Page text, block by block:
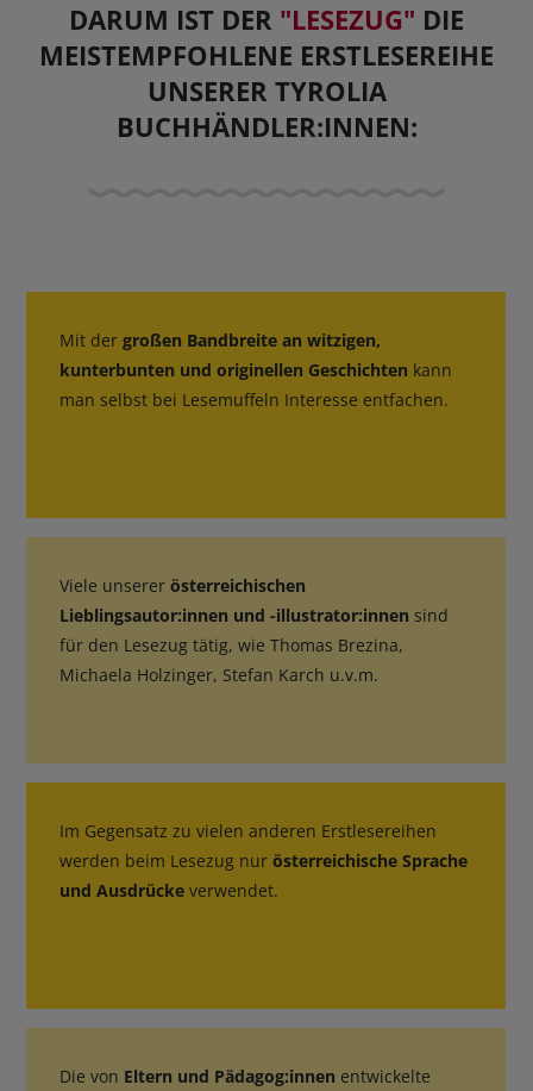
DARUM IST DER "LESEZUG" DIE
MEISTEMPFOHLENE ERSTLESEREIHE
UNSERER TYROLIA
BUCHHÄNDLER:INNEN:
Mit dergroßen Bandbreite an witzigen,
kunterbunten und originellen Geschichten kann
man selbst bei Lesemuffeln Interesse entfachen.
Viele unsererösterreichischen
Lieblingsautor:innen und -illustrator:innen sind
für den Lesezug tätig, wie Thomas Brezina,
Michaela Holzinger, Stefan Karch u.v.m.
Im Gegensatz zu vielen anderen Erstlesereihen
werden beim Lesezug nurösterreichische Sprache
und Ausdrückeverwendet.
Die von Eltern und Pädagog:innen entwickelte